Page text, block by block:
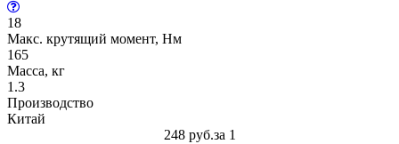
18
Макс. крутящий момент, Нм
165
Масса, кг
1.3
Производство
Китай
248 руб.за 1